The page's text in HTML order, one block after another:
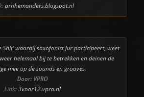
arnhemanders.blogspot.nl
Shit’ waarbij saxofonist Jur participeert, weet
helemaal bij te betrekken en deinen de
mee op de sounds en grooves.
Door: VPRO
Link:3voor12.vpro.nl